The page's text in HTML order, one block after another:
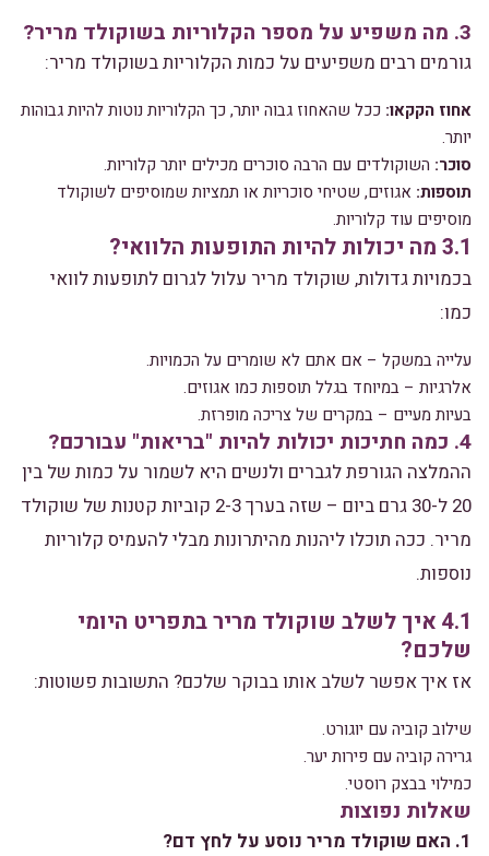
3. מה משפיע על מספר הקלוריות בשוקולד מריר?
גורמים רבים משפיעים על כמות הקלוריות בשוקולד מריר:
אחוז הקקאו: ככל שהאחוז גבוה יותר, כך הקלוריות נוטות להיות גבוהות
יותר.
סוכר: השוקולדים עם הרבה סוכרים מכילים יותר קלוריות.
תוספות: אגוזים, שטיחי סוכריות או תמציות שמוסיפים לשוקולד
מוסיפים עוד קלוריות.
3.1 מה יכולות להיות התופעות הלוואי?
בכמויות גדולות, שוקולד מריר עלול לגרום לתופעות לוואי
כמו:
עלייה במשקל – אם אתם לא שומרים על הכמויות.
אלרגיות – במיוחד בגלל תוספות כמו אגוזים.
בעיות מעיים – במקרים של צריכה מופרזת.
4. כמה חתיכות יכולות להיות "בריאות" עבורכם?
ההמלצה הגורפת לגברים ולנשים היא לשמור על כמות של בין
20 ל-30 גרם ביום – שזה בערך 2-3 קוביות קטנות של שוקולד
מריר. ככה תוכלו ליהנות מהיתרונות מבלי להעמיס קלוריות
נוספות.
4.1 איך לשלב שוקולד מריר בתפריט היומי
שלכם?
אז איך אפשר לשלב אותו בבוקר שלכם? התשובות פשוטות:
שילוב קוביה עם יוגורט.
גרירה קוביה עם פירות יער.
כמילוי בבצק רוסטי.
שאלות נפוצות
1. האם שוקולד מריר נוסע על לחץ דם?